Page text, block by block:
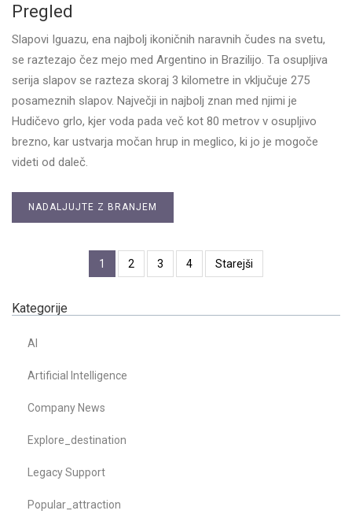
Pregled
Slapovi Iguazu, ena najbolj ikoničnih naravnih čudes na svetu,
se raztezajo čez mejo med Argentino in Brazilijo. Ta osupljiva
serija slapov se razteza skoraj 3 kilometre in vključuje 275
posameznih slapov. Največji in najbolj znan med njimi je
Hudičevo grlo, kjer voda pada več kot 80 metrov v osupljivo
brezno, kar ustvarja močan hrup in meglico, ki jo je mogoče
videti od daleč.
NADALJUJTE Z BRANJEM
1 2 3 4 Starejši
Kategorije
AI
Artificial Intelligence
Company News
Explore_destination
Legacy Support
Popular_attraction